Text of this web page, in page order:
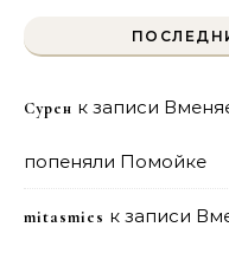
Сурен к записи
попеняли Помойке
mitasmies к записи